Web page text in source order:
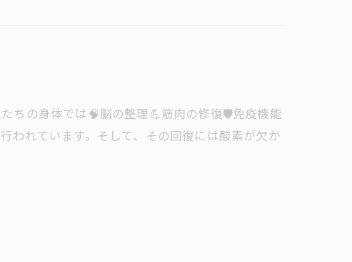
ちの身体では🧠脳の整理💪筋肉の修復🛡️免疫機能
われています。そして、その回復には酸素が欠か